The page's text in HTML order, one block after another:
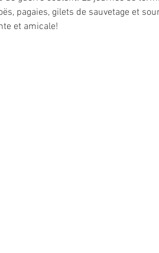
pagaies, gilets de sauvetage et
et amicale!